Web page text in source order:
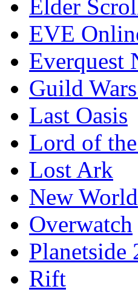
Elder
EVE
Everquest
Guild
Last Oasis
Lord of
Lost Ark
New World
Overwatch
Planetside
Rift